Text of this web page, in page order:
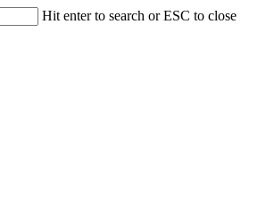
Hit enter to search or ESC to close